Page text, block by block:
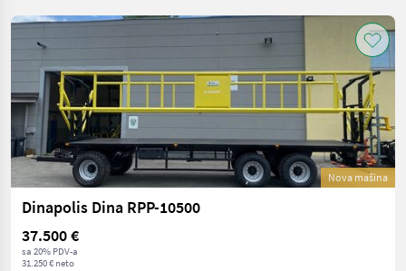
Nova mašina
Dinapolis Dina RPP-10500
37.500 €
sa 20% PDV-a
31.250 € neto